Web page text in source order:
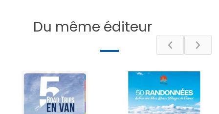
Poids 82.2 g
DESCRIPTIF
Du même éditeur